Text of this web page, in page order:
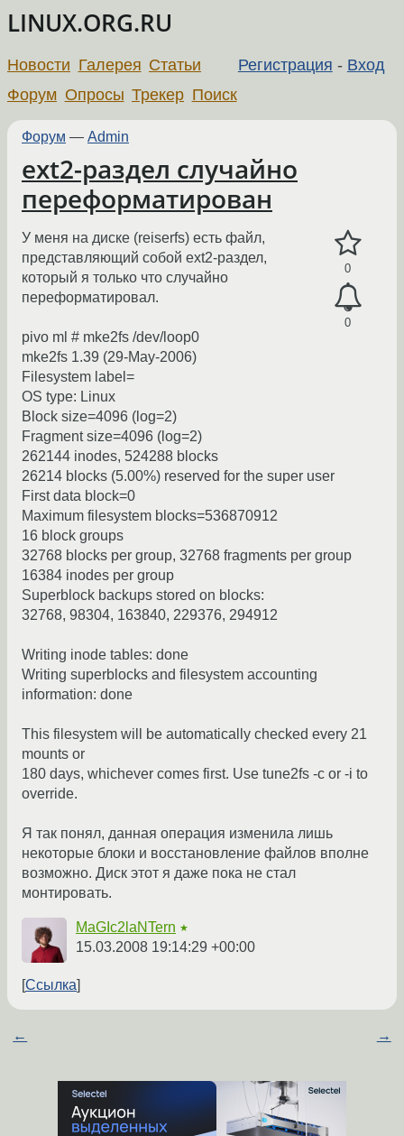
LINUX.ORG.RU
Регистрация - Вход
Новости Галерея Статьи
Форум Опросы Трекер Поиск
Форум — Admin
ext2-раздел случайно
переформатирован
0
0
У меня на диске (reiserfs) есть файл,
представляющий собой ext2-раздел,
который я только что случайно
переформатировал.
pivo ml # mke2fs /dev/loop0
mke2fs 1.39 (29-May-2006)
Filesystem label=
OS type: Linux
Block size=4096 (log=2)
Fragment size=4096 (log=2)
262144 inodes, 524288 blocks
26214 blocks (5.00%) reserved for the super user
First data block=0
Maximum filesystem blocks=536870912
16 block groups
32768 blocks per group, 32768 fragments per group
16384 inodes per group
Superblock backups stored on blocks:
32768, 98304, 163840, 229376, 294912
Writing inode tables: done
Writing superblocks and filesystem accounting
information: done
This filesystem will be automatically checked every 21
mounts or
180 days, whichever comes first. Use tune2fs -c or -i to
override.
Я так понял, данная операция изменила лишь
некоторые блоки и восстановление файлов вполне
возможно. Диск этот я даже пока не стал
монтировать.
MaGIc2laNTern ★
15.03.2008 19:14:29 +00:00
Ссылка
← →